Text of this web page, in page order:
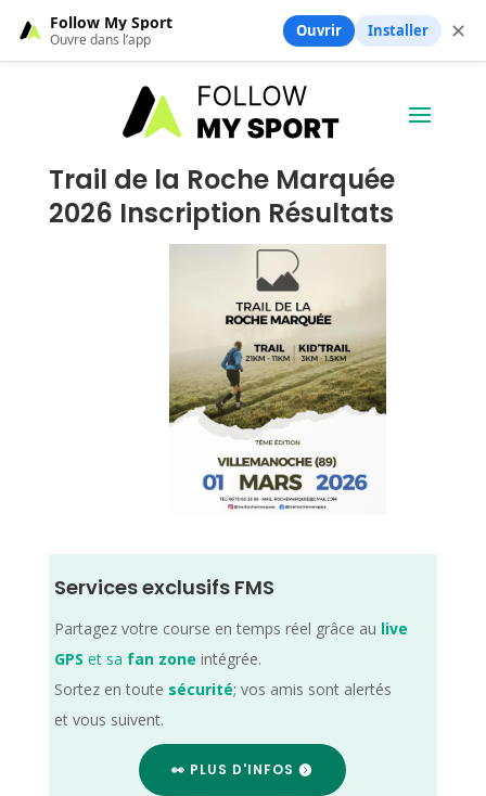
Trail de la Roche Marquée
2026 Inscription Résultats
Services exclusifs FMS
Partagez votre course en temps réel grâce au live
GPS et sa fan zone intégrée.
Sortez en toute sécurité; vos amis sont alertés
et vous suivent.
👀 PLUS D'INFOS
Follow My Sport
Ouvre dans l’app Ouvrir Installer ✕